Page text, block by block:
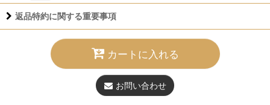
返品特約に関する重要事項
カートに入れる
お問い合わせ